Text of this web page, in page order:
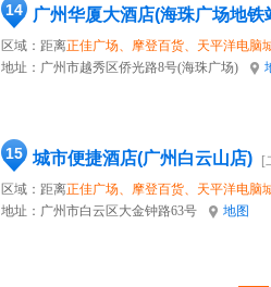
14 广州华厦大酒店(海珠广场地铁
区域：距离正佳广场、摩登百货、天平洋电脑
地址： 广州市越秀区侨光路8号(海珠广场)
15 城市便捷酒店(广州白云山店)
[
区域：距离正佳广场、摩登百货、天平洋电脑
地址： 广州市白云区大金钟路63号 地图